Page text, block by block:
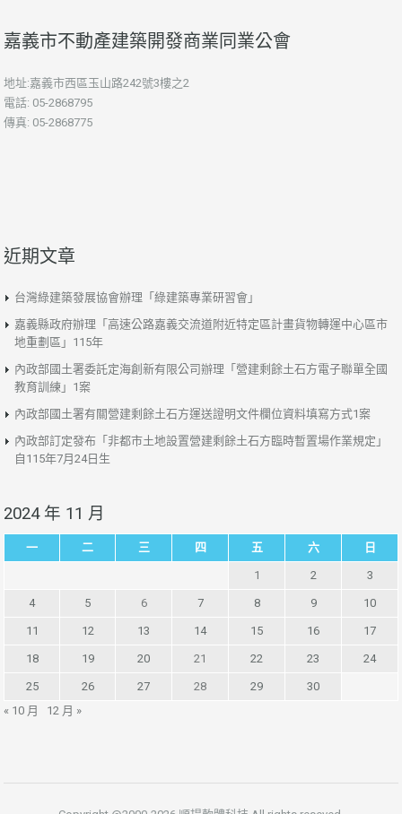
嘉義市不動產建築開發商業同業公會
地址:嘉義市西區玉山路242號3樓之2
電話: 05-2868795
傳真: 05-2868775
近期文章
台灣綠建築發展協會辦理「綠建築專業研習會」
嘉義縣政府辦理「高速公路嘉義交流道附近特定區計畫貨物轉運中心區市
地重劃區」115年
內政部國土署委託定海創新有限公司辦理「營建剩餘土石方電子聯單全國
教育訓練」1案
內政部國土署有關營建剩餘土石方運送證明文件欄位資料填寫方式1案
內政部訂定發布「非都市土地設置營建剩餘土石方臨時暫置場作業規定」
自115年7月24日生
2024 年 11 月
一 二 三 四 五 六 日
1 2 3
4 5 6 7 8 9 10
11 12 13 14 15 16 17
18 19 20 21 22 23 24
25 26 27 28 29
30
« 10 月
12 月 »